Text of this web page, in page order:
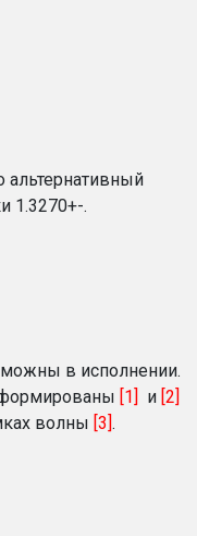
1.3270+-.
в исполнении.
[1] и [2]
волны [3].